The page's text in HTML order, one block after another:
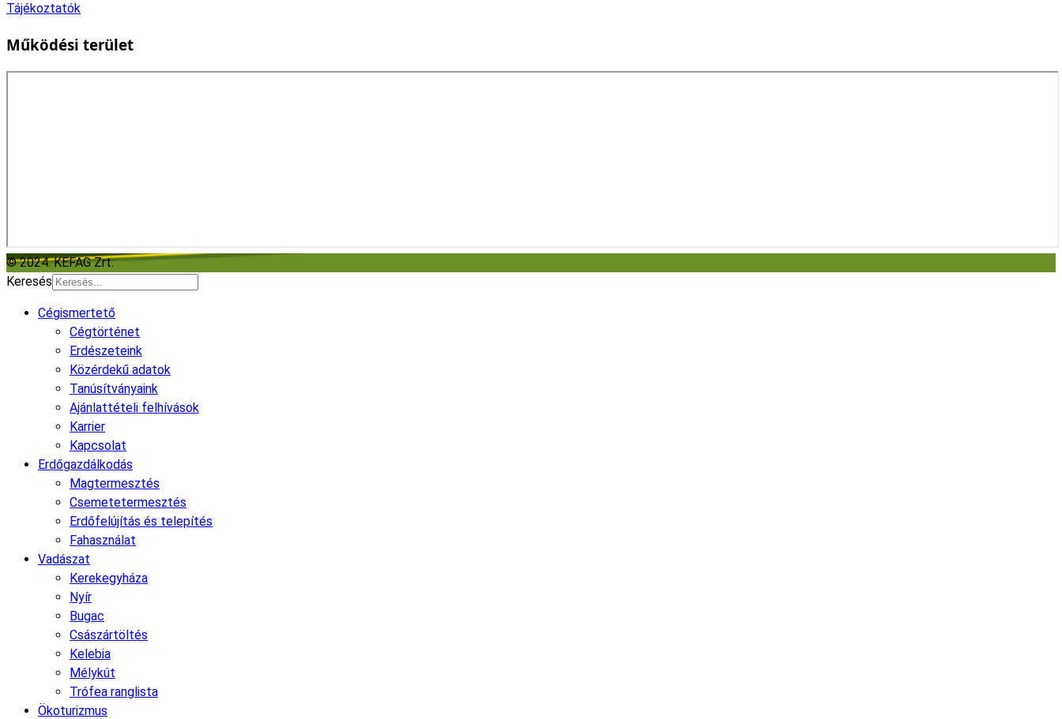
Tájékoztatók
Működési terület
© 2024. KEFAG Zrt.
Keresés
Cégismertető
Cégtörténet
Erdészeteink
Közérdekű adatok
Tanúsítványaink
Ajánlattételi felhívások
Karrier
Kapcsolat
Erdőgazdálkodás
Magtermesztés
Csemetetermesztés
Erdőfelújítás és telepítés
Fahasználat
Vadászat
Kerekegyháza
Nyír
Bugac
Császártöltés
Kelebia
Mélykút
Trófea ranglista
Ökoturizmus